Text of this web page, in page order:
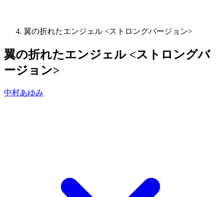
翼の折れたエンジェル <ストロングバージョン>
翼の折れたエンジェル <ストロングバ
ージョン>
中村あゆみ